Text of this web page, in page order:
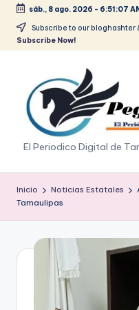
Saltar
sáb., 8 ago. 2026 - 6:51:07
Subscribe to our bloghashter
Subscribe Now!
p
e
g
a
El Periodico Digital de
Inicio Noticias Estatales
Tamaulipas